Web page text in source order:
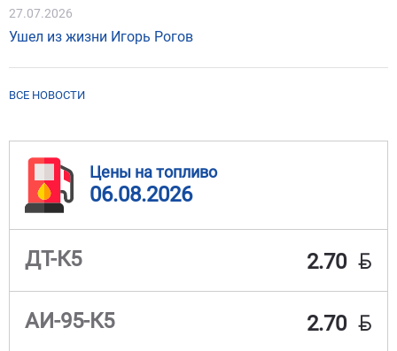
27.07.2026
Ушел из жизни Игорь Рогов
ВСЕ НОВОСТИ
Цены на топливо
06.08.2026
ДТ-К5 2.70 BYN
АИ-95-К5 2.70 BYN